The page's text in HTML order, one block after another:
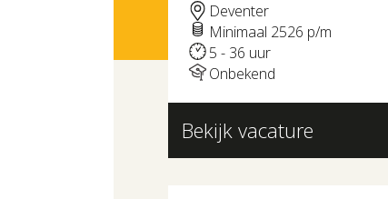
Deventer
Minimaal 2526 p/m
5 - 36 uur
Onbekend
Bekijk vacature